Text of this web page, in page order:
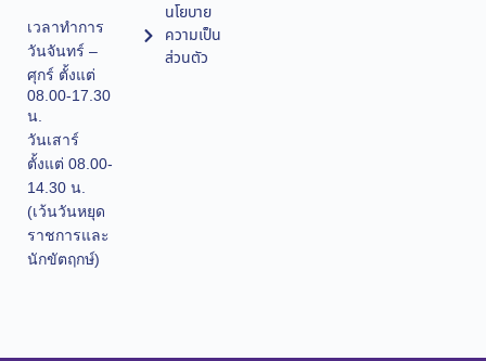
เวลาทำการ
วันจันทร์ –
ศุกร์ ตั้งแต่
08.00-17.30
น.
วันเสาร์
ตั้งแต่ 08.00-
14.30 น.
(เว้นวันหยุด
ราชการและ
นักขัตฤกษ์)
นโยบาย
ความเป็น
ส่วนตัว